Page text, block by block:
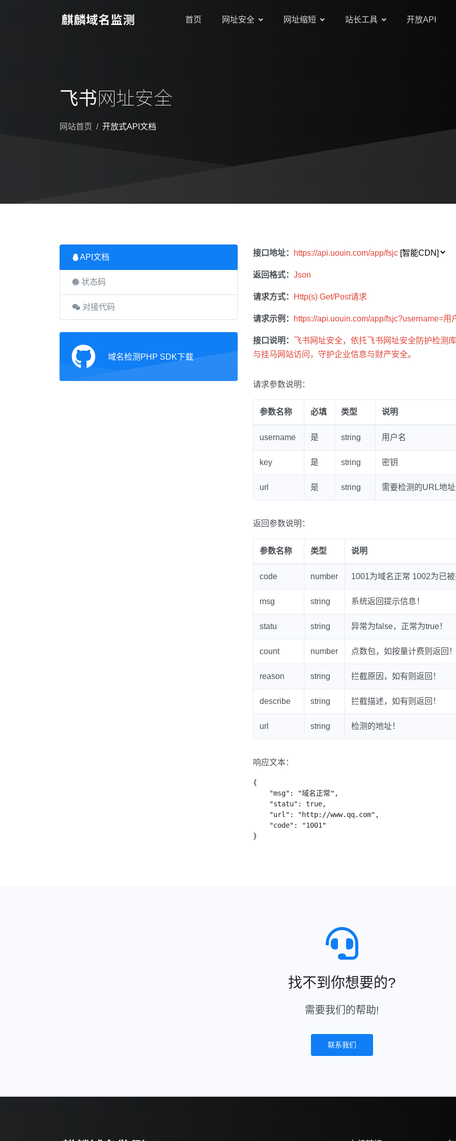
首页 网址安全 网址缩短 站长工具 开放API
飞书网址安全
网站首页 开放式API文档
API文档
状态码
对接代码
域名检测PHP SDK下载
接口地址： https://api.uouin.com/app/fsjc
返回格式： Json
请求方式： Http(s) Get/Post请求
请求示例： https://api.uouin.com/app/fsjc?username=
接口说明： 飞书网址安全，依托飞书网址安全防护检测
与挂马网站访问，守护企业信息与财产安全。
请求参数说明：
参数名称 必填 类型 说明
username 是 string 用户名
key 是 string 密钥
url 是 string 需要检测的URL地址
返回参数说明：
参数名称 类型 说明
code number 1001为域名正常 1002为已
msg string 系统返回提示信息！
statu string 异常为false，正常为true！
count number 点数包，如按量计费则返回！
reason string 拦截原因，如有则返回！
describe string 拦截描述，如有则返回！
url string 检测的地址！
响应文本：
{
}
找不到你想要的?
需要我们的帮助!
联系我们